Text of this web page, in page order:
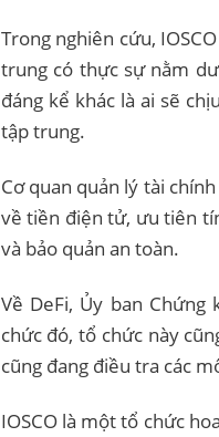
Trong nghiên cứu,
trung có thực sự nằm
đáng kể khác là ai sẽ
tập trung.
Cơ quan quản lý tài
về tiền điện tử, ưu tiên
và bảo quản an toàn.
Về DeFi, Ủy ban Chứng
chức đó, tổ chức này
cũng đang điều tra các
IOSCO là một tổ chức